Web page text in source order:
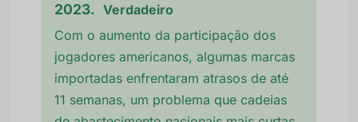
2023. Verdadeiro
Com o aumento da participação dos
jogadores americanos, algumas marcas
importadas enfrentaram atrasos de até
11 semanas, um problema que cadeias